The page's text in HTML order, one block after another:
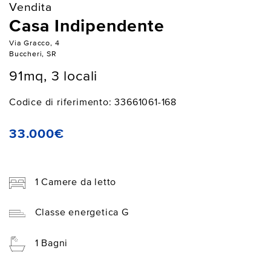
Vendita
Casa Indipendente
Via Gracco, 4
Buccheri, SR
91mq, 3 locali
Codice di riferimento: 33661061-168
33.000€
1 Camere da letto
Classe energetica G
1 Bagni